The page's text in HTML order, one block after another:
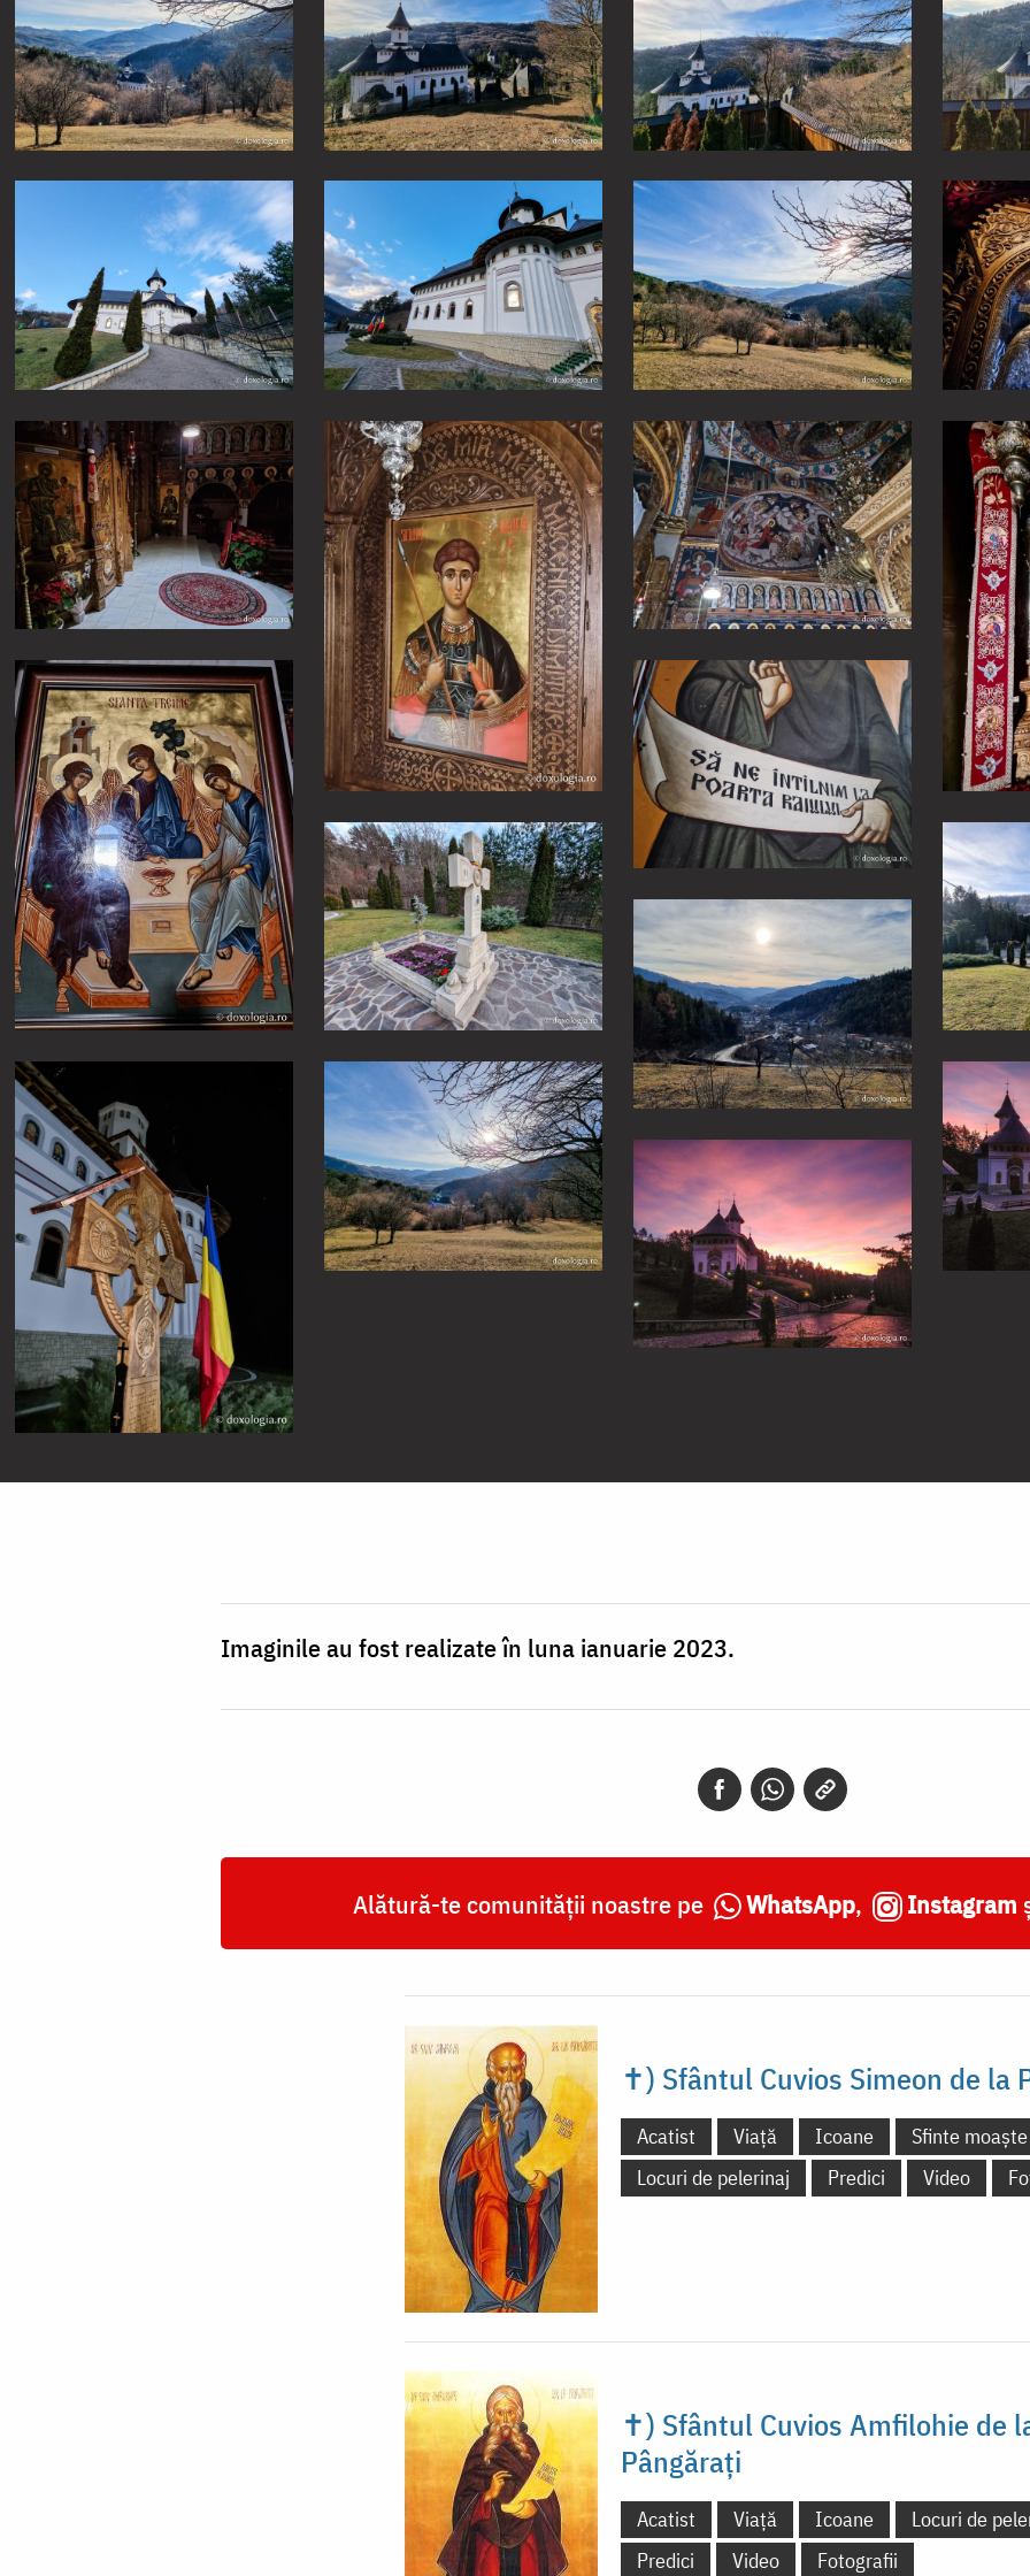
Imaginile au fost realizate în luna ianuarie 2023.
Alătură-te comunității noastre pe WhatsApp, Instagram
✝) Sfântul Cuvios Simeon de la
Acatist Viață Icoane
Sfinte moaște
Locuri de pelerinaj
Predici Video
✝) Sfântul Cuvios Amfilohie de
Pângărați
Acatist Viață Icoane
Locuri de
Predici
Video Fotografii